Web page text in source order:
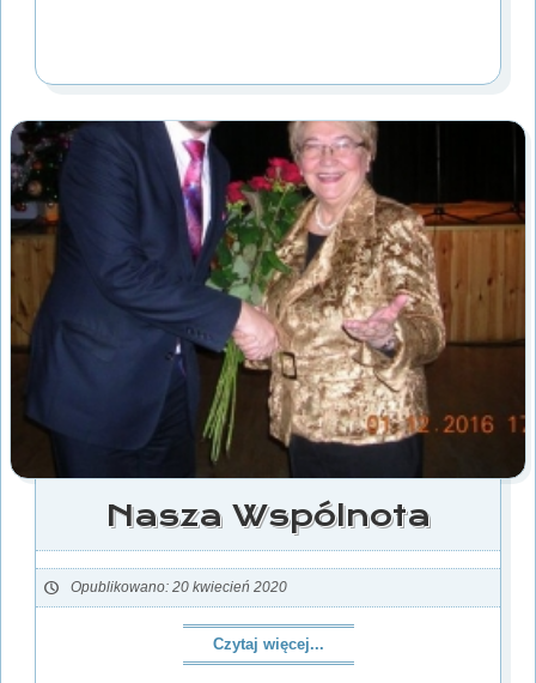
Nasza Wspólnota
Opublikowano: 20 kwiecień 2020
Czytaj więcej...